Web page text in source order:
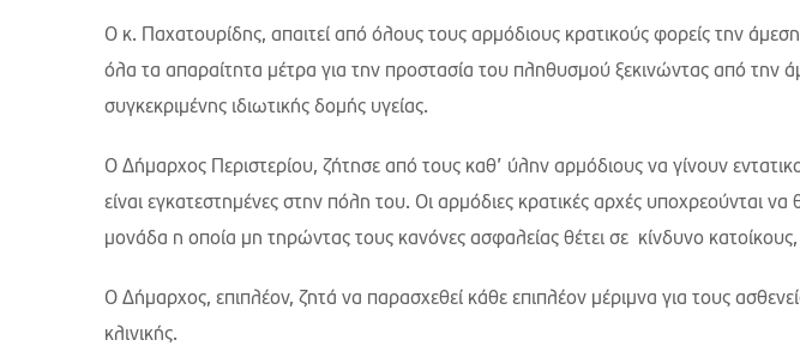
Ο κ. Παχατουρίδης, απαιτεί από όλους τους αρμόδιους κρατικούς φορείς την
όλα τα απαραίτητα μέτρα για την προστασία του πληθυσμού ξεκινώντας από την
συγκεκριμένης ιδιωτικής δομής υγείας.
Ο Δήμαρχος Περιστερίου, ζήτησε από τους καθ’ ύλην αρμόδιους να γίνουν
είναι εγκατεστημένες στην πόλη του. Οι αρμόδιες κρατικές αρχές υποχρεούνται
μονάδα η οποία μη τηρώντας τους κανόνες ασφαλείας θέτει σε κίνδυνο
Ο Δήμαρχος, επιπλέον, ζητά να παρασχεθεί κάθε επιπλέον μέριμνα για τους
κλινικής.